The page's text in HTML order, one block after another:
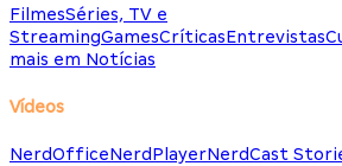
FilmesSéries, TV e
StreamingGamesCríticasEntrevistas
mais em Notícias
Vídeos
NerdOfficeNerdPlayerNerdCast